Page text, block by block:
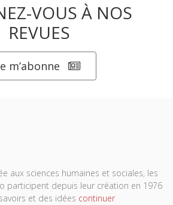
VOUS À NOS
REVUES
m’abonne
aux sciences humaines et sociales, les
participent depuis leur création en 1976
et des idées continuer